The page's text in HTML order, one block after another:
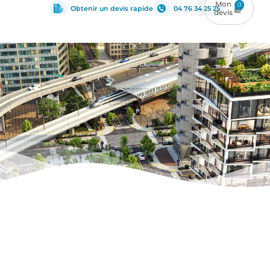
Obtenir un devis rapide 04 76 34 25 25 0